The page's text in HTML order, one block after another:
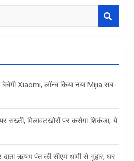
Xiaomi, लॉन्च किया नया Mijia सब-
सख्ती, मिलावटखोरों पर कसेगा शिकंजा, ये
ऋषभ पंत की सीएम धामी से गुहार, घर